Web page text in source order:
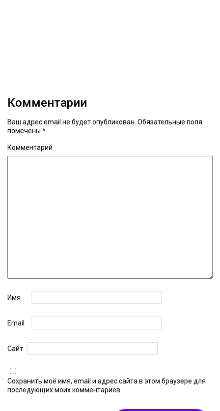
Комментарии
Ваш адрес email не будет опубликован. Обязательные поля
помечены *
Комментарий
Имя
Email
Сайт
Сохранить моё имя, email и адрес сайта в этом браузере для
последующих моих комментариев.